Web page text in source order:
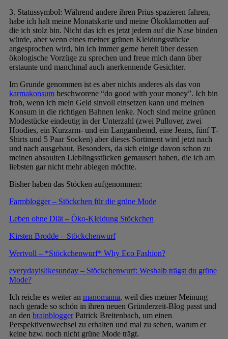
3. Statussymbol: Während andere ihren Prius spazieren fahren,
habe ich halt meine Monatskarte und meine Ökoklamotten auf
die ich stolz bin. Nicht das ich es jetzt jedem auf die Nase binden
würde, aber wenn eines meiner grünen Kleidungsstücke
angesprochen wird, bin ich immer gerne bereit über dessen
ökologische Vorzüge zu sprechen und freue mich dann über
erstaunte und manchmal auch anerkennende Gesichter.
Im Grunde genommen ist es aber nichts anderes als das von
karmakonsumbeschworene “do good with your money”. Ich bin
froh, wenn ich mein Geld sinvoll einsetzen kann und meinen
Konsum in die richtigen Bahnen lenke. Noch sind meine grünen
Modestücke eindeutig in der Unterzahl (zwei Pullover, zwei
Hoodies, ein Kurzarm- und ein Langamhemd, eine Jeans, fünf T-
Shirts und 5 Paar Socken) aber dieses Sortiment wird jetzt nach
und nach ausgebaut. Besonders, da sich einige davon schon zu
meinen absoulten Lieblingsstücken gemausert haben, die ich am
liebsten gar nicht mehr ablegen möchte.
Bisher haben das Stöcken aufgenommen:
Farmblogger – Stöckchen für die grüne Mode
Leben ohne Diät – Öko-Kleidung Stöckchen
Kirsten Brodde – Stöckchenwurf
Wertvoll – *Stöckchenwurf* Why Eco Fashion?
everydayislikesunday – Stöckchenwurf: Weshalb trägst du grüne
Mode?
Ich reiche es weiter an manomama, weil dies meiner Meinung
nach gerade so schön in ihren neuen Gründerzeit-Blog passt und
an den brainbloggerPatrick Breitenbach, um einen
Perspektivenwechsel zu erhalten und mal zu sehen, warum er
keine bzw. noch nicht grüne Mode trägt.